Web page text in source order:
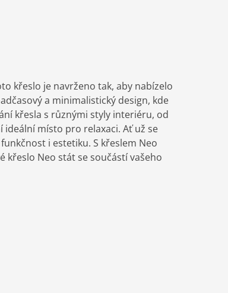
křeslo je navrženo tak, aby nabízelo
a minimalistický design, kde
křesla s různými styly interiéru, od
místo pro relaxaci. Ať už se
i estetiku. S křeslem Neo
křeslo Neo stát se součástí vašeho